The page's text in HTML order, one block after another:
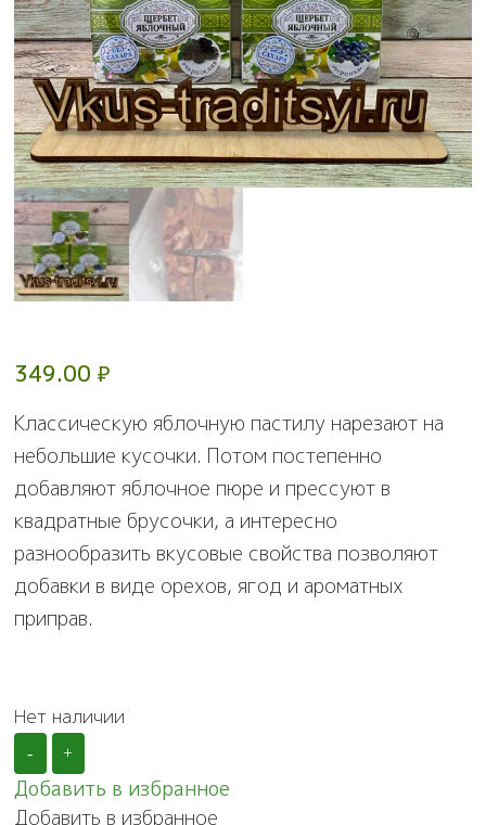
349.00 ₽
Классическую яблочную пастилу нарезают на
небольшие кусочки. Потом постепенно
добавляют яблочное пюре и прессуют в
квадратные брусочки, а интересно
разнообразить вкусовые свойства позволяют
добавки в виде орехов, ягод и ароматных
приправ.
Нет наличии
- +
Добавить в избранное
Добавить в избранное